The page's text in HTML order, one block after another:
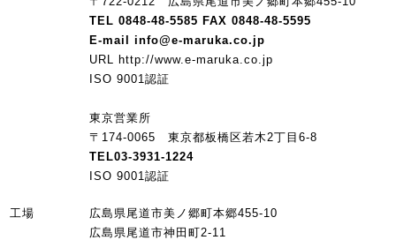
TEL 0848-48-5585 FAX 0848-48-5595
E-mail info@e-maruka.co.jp
URL http://www.e-maruka.co.jp
ISO 9001認証
東京営業所
〒174-0065 東京都板橋区若木2丁目6-8
TEL03-3931-1224
ISO 9001認証
工場
広島県尾道市美ノ郷町本郷455-10
広島県尾道市神田町2-11